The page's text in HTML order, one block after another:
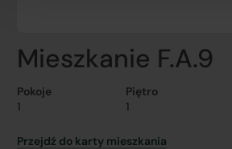
Mieszkanie F.A.9
Pokoje
1
Piętro
1
Przejdź do karty mieszkania